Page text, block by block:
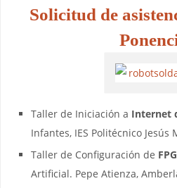
Solicitud de
Taller de Iniciación a Internet
Infantes, IES Politécnico Jesús
Taller de Configuración de
Artificial. Pepe Atienza,